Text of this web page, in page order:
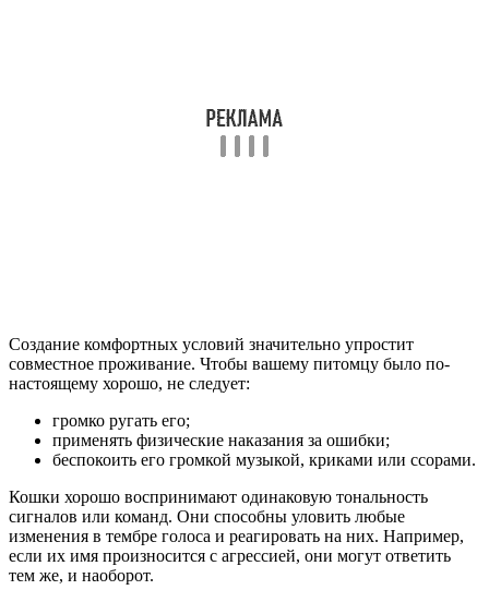
Создание комфортных условий значительно упростит
совместное проживание. Чтобы вашему питомцу было по-
настоящему хорошо, не следует:
громко ругать его;
применять физические наказания за ошибки;
беспокоить его громкой музыкой, криками или ссорами.
Кошки хорошо воспринимают одинаковую тональность
сигналов или команд. Они способны уловить любые
изменения в тембре голоса и реагировать на них. Например,
если их имя произносится с агрессией, они могут ответить
тем же, и наоборот.